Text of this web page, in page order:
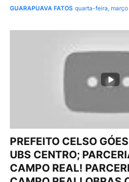
GUARAPUAVA FATOS quarta-feira, março
PREFEITO CELSO
UBS CENTRO;
CAMPO REAL!